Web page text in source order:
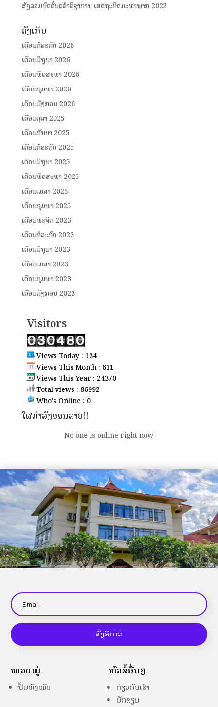
ສັງລວມບົດຄົ້ນຄວ້າວິຊາການ ເສດຖະກິດມະຫາພາກ 2022
ຄັງເກັບ
ເດືອນກໍລະກົດ 2026
ເດືອນມິຖຸນາ 2026
ເດືອນພຶດສະພາ 2026
ເດືອນກຸມພາ 2026
ເດືອນມັງກອນ 2026
ເດືອນຕຸລາ 2025
ເດືອນກັນຍາ 2025
ເດືອນກໍລະກົດ 2025
ເດືອນມິຖຸນາ 2025
ເດືອນພຶດສະພາ 2025
ເດືອນເມສາ 2025
ເດືອນກຸມພາ 2025
ເດືອນພະຈິກ 2023
ເດືອນກໍລະກົດ 2023
ເດືອນມິຖຸນາ 2023
ເດືອນເມສາ 2023
ເດືອນກຸມພາ 2023
ເດືອນມັງກອນ 2023
Visitors
Views Today : 134
Views This Month : 611
Views This Year : 24370
Total views : 86992
Who's Online : 0
ໃຜກຳລັງອອນລາຍ!!
No one is online right now
ສົ່ງອີເມວ
ໝວດໝູ່
ປຶ້ມທັງໝົດ
ຫົວຂໍ້ອື່ນໆ
ກ່ຽວກັບເຮົາ
ນັກຂຽນ